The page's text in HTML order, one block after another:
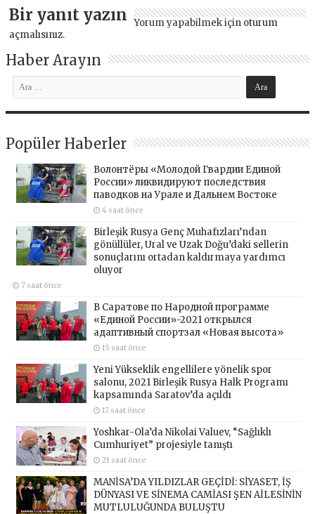
Bir yanıt yazın Yorum yapabilmek için oturum
açmalısınız.
Haber Arayın
Popüler Haberler
Волонтёры «Молодой Гвардии Единой
России» ликвидируют последствия
паводков на Урале и Дальнем Востоке
4 saat önce
Birleşik Rusya Genç Muhafızları’ndan
gönüllüler, Ural ve Uzak Doğu’daki sellerin
sonuçlarını ortadan kaldırmaya yardımcı
oluyor
7 saat önce
В Саратове по Народной программе
«Единой России»-2021 открылся
адаптивный спортзал «Новая высота»
15 saat önce
Yeni Yükseklik engellilere yönelik spor
salonu, 2021 Birleşik Rusya Halk Programı
kapsamında Saratov’da açıldı
17 saat önce
Yoshkar-Ola’da Nikolai Valuev, “Sağlıklı
Cumhuriyet” projesiyle tanıştı
21 saat önce
MANİSA’DA YILDIZLAR GEÇİDİ: SİYASET, İŞ
DÜNYASI VE SİNEMA CAMİASI ŞEN AİLESİNİN
MUTLULUĞUNDA BULUŞTU